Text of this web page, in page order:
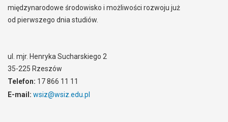
międzynarodowe środowisko i możliwości rozwoju już
od pierwszego dnia studiów.
ul. mjr. Henryka Sucharskiego 2
35-225 Rzeszów
Telefon: 17 866 11 11
E-mail: wsiz@wsiz.edu.pl